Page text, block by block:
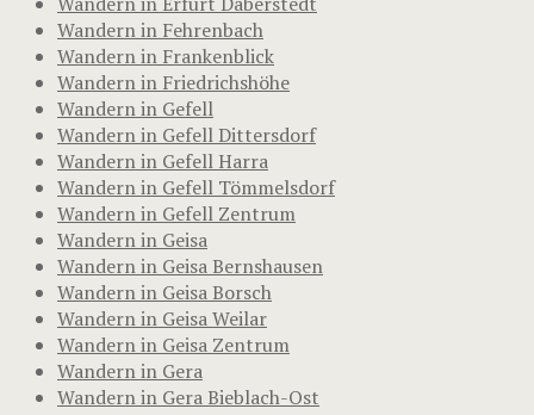
Wandern in Fehrenbach
Wandern in Frankenblick
Wandern in Friedrichshöhe
Wandern in Gefell
Wandern in Gefell Dittersdorf
Wandern in Gefell Harra
Wandern in Gefell Tömmelsdorf
Wandern in Gefell Zentrum
Wandern in Geisa
Wandern in Geisa Bernshausen
Wandern in Geisa Borsch
Wandern in Geisa Weilar
Wandern in Geisa Zentrum
Wandern in Gera
Wandern in Gera Bieblach-Ost